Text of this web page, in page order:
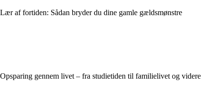
Lær af fortiden: Sådan bryder du dine gamle gældsmønstre
Opsparing gennem livet – fra studietiden til familielivet og videre